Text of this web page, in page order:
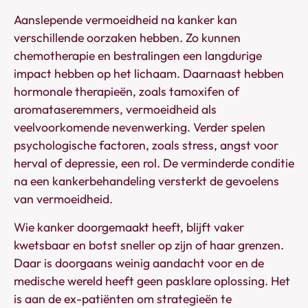
Aanslepende vermoeidheid na kanker kan
verschillende oorzaken hebben. Zo kunnen
chemotherapie en bestralingen een langdurige
impact hebben op het lichaam. Daarnaast hebben
hormonale therapieën, zoals tamoxifen of
aromataseremmers, vermoeidheid als
veelvoorkomende nevenwerking. Verder spelen
psychologische factoren, zoals stress, angst voor
herval of depressie, een rol. De verminderde conditie
na een kankerbehandeling versterkt de gevoelens
van vermoeidheid.
Wie kanker doorgemaakt heeft, blijft vaker
kwetsbaar en botst sneller op zijn of haar grenzen.
Daar is doorgaans weinig aandacht voor en de
medische wereld heeft geen pasklare oplossing. Het
is aan de ex-patiënten om strategieën te